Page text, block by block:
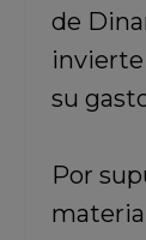
de
invierte
su
Por
materia